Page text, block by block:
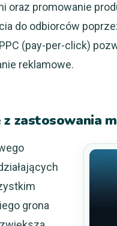
oraz promowanie
do odbiorców
(pay-per-click)
reklamowe.
z zastosowania
grona